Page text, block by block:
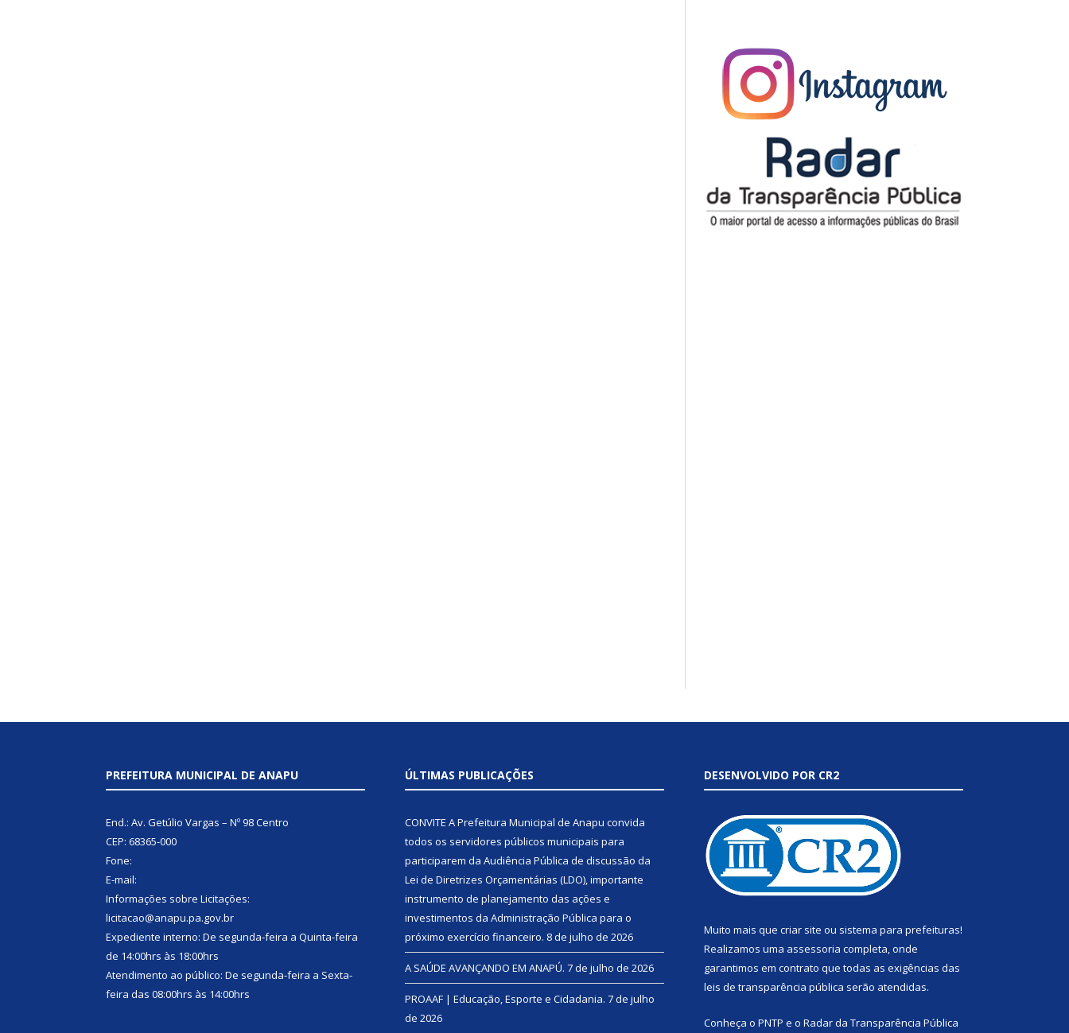
PREFEITURA MUNICIPAL DE ANAPU
End.: Av. Getúlio Vargas – Nº 98 Centro
CEP: 68365-000
Fone:
E-mail:
Informações sobre Licitações:
licitacao@anapu.pa.gov.br
Expediente interno: De segunda-feira a Quinta-feira
de 14:00hrs às 18:00hrs
Atendimento ao público: De segunda-feira a Sexta-
feira das 08:00hrs às 14:00hrs
ÚLTIMAS PUBLICAÇÕES
CONVITE A Prefeitura Municipal de Anapu convida
todos os servidores públicos municipais para
participarem da Audiência Pública de discussão da
Lei de Diretrizes Orçamentárias (LDO), importante
instrumento de planejamento das ações e
investimentos da Administração Pública para o
próximo exercício financeiro. 8 de julho de 2026
A SAÚDE AVANÇANDO EM ANAPÚ. 7 de julho de 2026
PROAAF | Educação, Esporte e Cidadania. 7 de julho
de 2026
DESENVOLVIDO POR CR2
Muito mais que criar site ou sistema para prefeituras!
Realizamos uma assessoria completa, onde
garantimos em contrato que todas as exigências das
leis de transparência pública serão atendidas.
Conheça o PNTP e o Radar da Transparência Pública